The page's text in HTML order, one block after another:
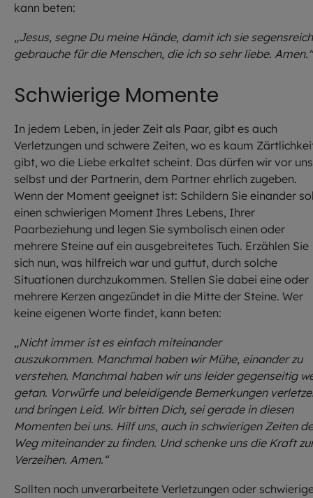
kann beten:
„Jesus, segne Du meine Hände, damit ich sie segensreich
gebrauche für die Menschen, die ich so sehr liebe. Amen."
Schwierige Momente
In jedem Leben, in jeder Zeit als Paar, gibt es auch
Verletzungen und schwere Zeiten, wo es kaum
gibt, wo die Liebe erkaltet scheint. Das dürfen wir vor uns
selbst und der Partnerin, dem Partner ehrlich zugeben.
Wenn der Moment geeignet ist: Schildern Sie einander
einen schwierigen Moment Ihres Lebens, Ihrer
Paarbeziehung und legen Sie symbolisch einen oder
mehrere Steine auf ein ausgebreitetes Tuch. Erzählen Sie
sich nun, was hilfreich war und guttut, durch solche
Situationen durchzukommen. Stellen Sie dabei eine oder
mehrere Kerzen angezündet in die Mitte der Steine. Wer
keine eigenen Worte findet, kann beten:
„Nicht immer ist es einfach miteinander
auszukommen. Manchmal haben wir Mühe, einander zu
verstehen. Manchmal haben wir uns leider gegenseitig
getan. Vorwürfe und beleidigende Bemerkungen
und bringen Leid. Wir bitten Dich, sei gerade in diesen
Momenten bei uns. Hilf uns, auch in schwierigen Zeiten
Weg miteinander zu finden. Und schenke uns die Kraft
Verzeihen. Amen.“
Sollten noch unverarbeitete Verletzungen oder